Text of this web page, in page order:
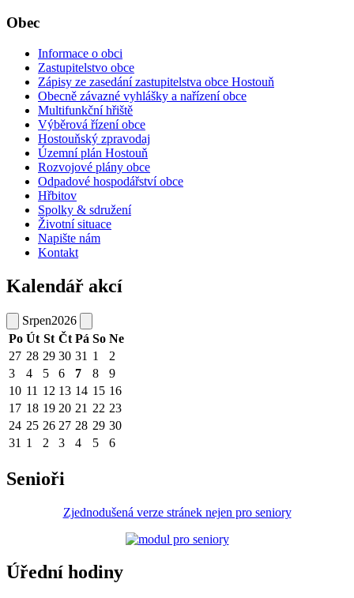
Obec
Informace o obci
Zastupitelstvo obce
Zápisy ze zasedání zastupitelstva obce Hostouň
Obecně závazné vyhlášky a nařízení obce
Multifunkční hřiště
Výběrová řízení obce
Hostouňský zpravodaj
Územní plán Hostouň
Rozvojové plány obce
Odpadové hospodářství obce
Hřbitov
Spolky & sdružení
Životní situace
Napište nám
Kontakt
Kalendář akcí
Srpen2026
Po Út St Čt Pá So Ne
27 28 29 30 31 1
2
3
4 5 6 7 8
9
10 11 12 13 14 15 16
17 18 19 20 21 22 23
24 25 26 27 28 29 30
31 1 2 3 4 5 6
Senioři
Zjednodušená verze stránek nejen pro seniory
Úřední hodiny